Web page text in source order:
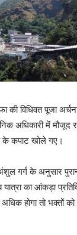
की विधिवत पूजा
अधिकारी में मौजूद
के कपाट खोले गए।
गर्ग के अनुसार
यात्रा का आंकड़ा
होगा तो भक्तों